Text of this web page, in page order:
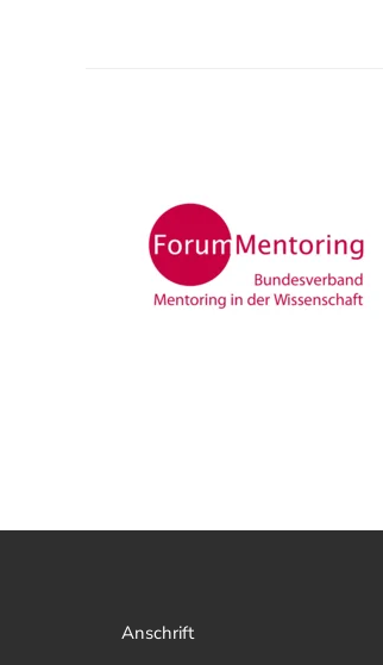
Anschrift